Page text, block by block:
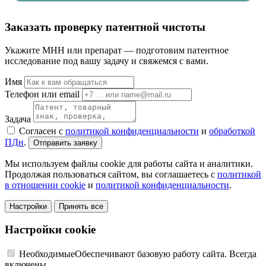
Заказать проверку патентной чистоты
Укажите МНН или препарат — подготовим патентное
исследование под вашу задачу и свяжемся с вами.
Имя
Телефон или email
Задача
Согласен с политикой конфиденциальности и обработкой
ПДн. Отправить заявку
Мы используем файлы cookie для работы сайта и аналитики.
Продолжая пользоваться сайтом, вы соглашаетесь с политикой
в отношении cookie и политикой конфиденциальности.
Настройки Принять все
Настройки cookie
НеобходимыеОбеспечивают базовую работу сайта. Всегда